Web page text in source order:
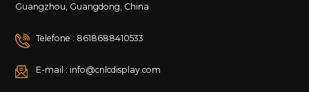
Guangzhou, Guangdong, China
Telefone : 8618688410533
E-mail : info@cnlcdisplay.com